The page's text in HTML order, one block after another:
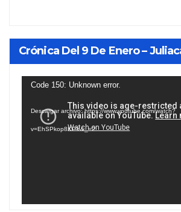
Crónica Del 9 De Enero –
Reproductor
vídeo
Code 150: Unknown error.
Descargar archivo: https://www.youtube.com/watch?
v=EhSPkop8KPY&_=2